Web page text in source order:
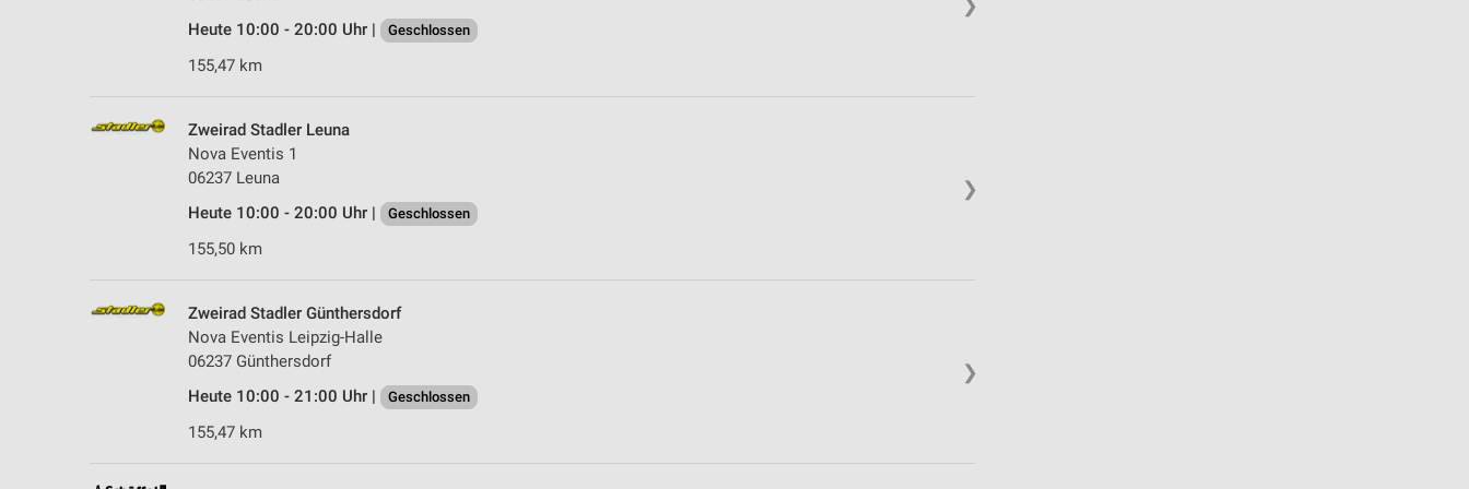
❯
Heute 10:00 - 20:00 Uhr |
Geschlossen
155,47 km
❯
Zweirad Stadler Leuna
Nova Eventis 1
06237 Leuna
Heute 10:00 - 20:00 Uhr |
Geschlossen
155,50 km
❯
Zweirad Stadler Günthersdorf
Nova Eventis Leipzig-Halle
06237 Günthersdorf
Heute 10:00 - 21:00 Uhr |
Geschlossen
155,47 km